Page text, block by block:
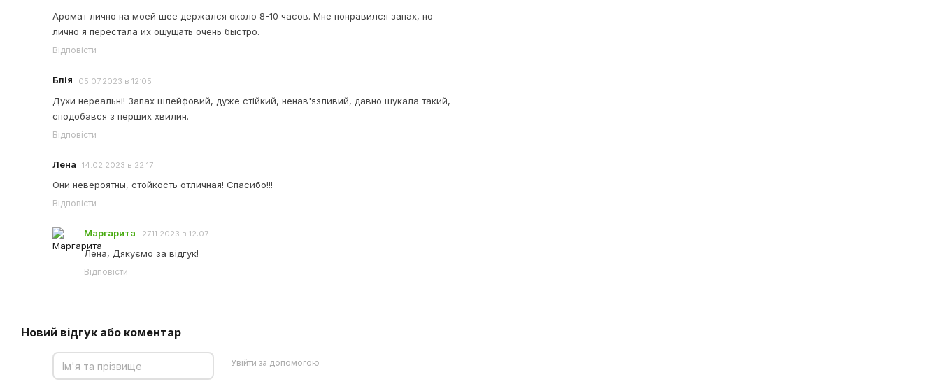
Аромат лично на моей шее держался около 8-10 часов. Мне понравился запах, но
лично я перестала их ощущать очень быстро.
Відповісти
Блія 05.07.2023 в 12:05
Духи нереальні! Запах шлейфовий, дуже стійкий, ненав'язливий, давно шукала такий,
сподобався з перших хвилин.
Відповісти
Лена 14.02.2023 в 22:17
Они невероятны, стойкость отличная! Спасибо!!!
Відповісти
Маргарита 27.11.2023 в 12:07
Лена, Дякуємо за відгук!
Відповісти
Новий відгук або коментар
Увійти за допомогою